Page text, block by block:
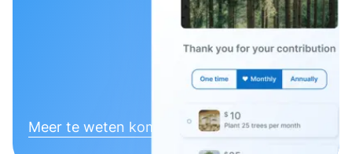
Meer te weten komen